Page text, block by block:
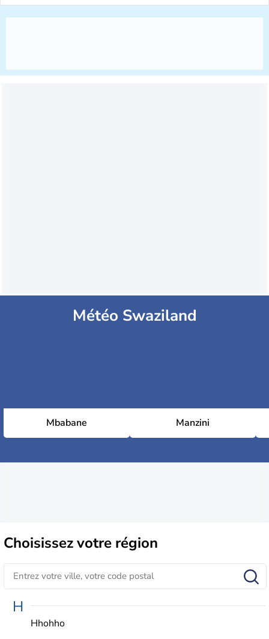
Météo Swaziland
Mbabane Manzini
Choisissezvotre région
H
Hhohho